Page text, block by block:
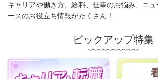
キャリアや働き方、給料、仕事のお悩み、ニ
ースのお役立ち情報がたくさん！
ピックアップ特集